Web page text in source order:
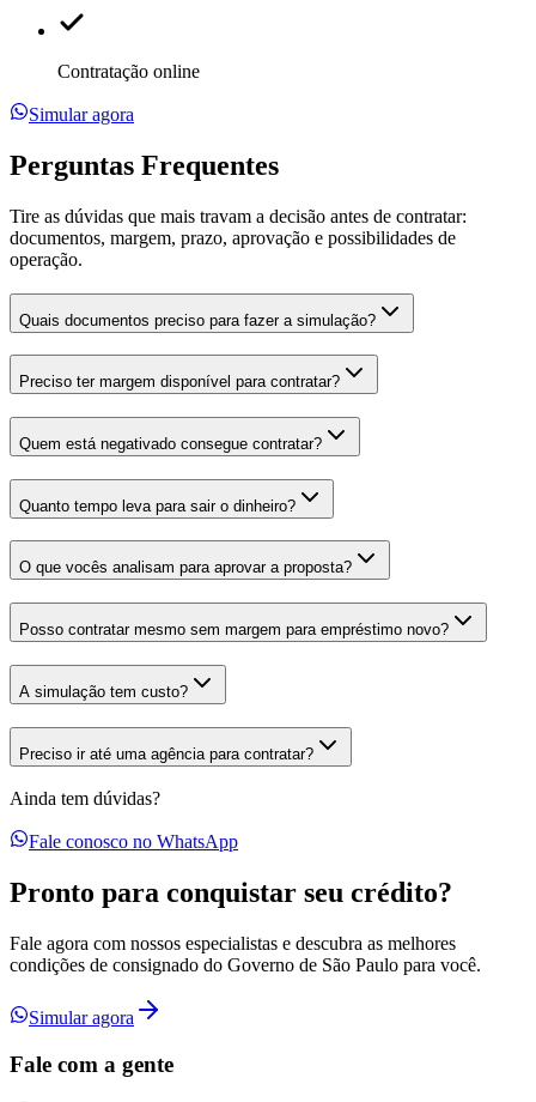
Contratação online
Simular agora
Perguntas Frequentes
Tire as dúvidas que mais travam a decisão antes de contratar:
documentos, margem, prazo, aprovação e possibilidades de
operação.
Quais documentos preciso para fazer a simulação?
Preciso ter margem disponível para contratar?
Quem está negativado consegue contratar?
Quanto tempo leva para sair o dinheiro?
O que vocês analisam para aprovar a proposta?
Posso contratar mesmo sem margem para empréstimo novo?
A simulação tem custo?
Preciso ir até uma agência para contratar?
Ainda tem dúvidas?
Fale conosco no WhatsApp
Pronto para conquistar seu crédito?
Fale agora com nossos especialistas e descubra as melhores
condições de consignado do Governo de São Paulo para você.
Simular agora
Fale com a gente